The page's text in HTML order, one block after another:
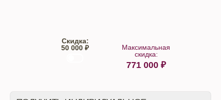
Скидка:
50 000 ₽
Максимальная
скидка:
771 000 ₽